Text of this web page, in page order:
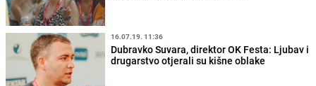
16.07.19. 11:36
Dubravko Suvara, direktor OK Festa: Ljubav i
drugarstvo otjerali su kišne oblake